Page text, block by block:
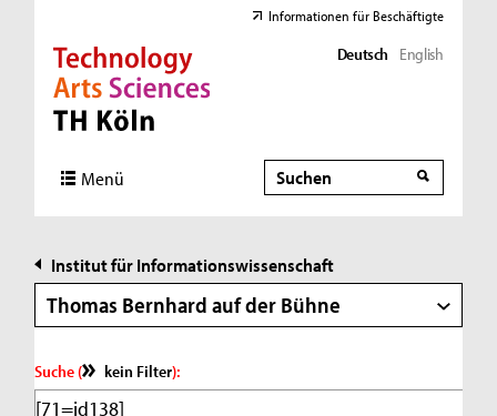
Direkt zur Hauptnavigation
Direkt zur Subnavigation
Direkt zum Inhalt
Direkt zum Fußbereich
Informationen für Beschäftigte
Deutsch English
Menü Suche
Suche
Institut für Informationswissenschaft
Thomas Bernhard auf der Bühne
Suche ( kein Filter):